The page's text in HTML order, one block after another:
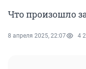
Что произошло
8 апреля 2025, 22:07 4